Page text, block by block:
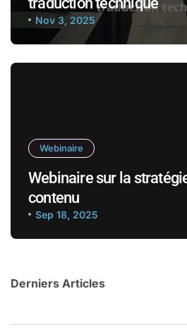
Nov 3, 2025
Webinaire
Webinaire sur la
contenu
Sep 18, 2025
Derniers Articles